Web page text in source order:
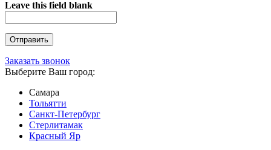
Leave this field blank
Заказать звонок
Выберите Ваш город:
Самара
Тольятти
Санкт-Петербург
Стерлитамак
Красный Яр